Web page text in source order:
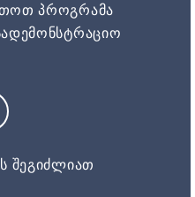
პროგრამა
შეგიძლიათ